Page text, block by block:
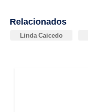
Relacionados
Linda Caicedo